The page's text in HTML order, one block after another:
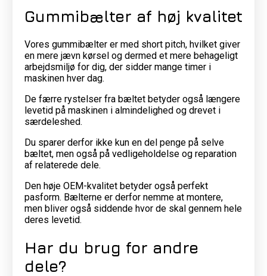
Gummibælter af høj kvalitet
Vores gummibælter er med short pitch, hvilket giver
en mere jævn kørsel og dermed et mere behageligt
arbejdsmiljø for dig, der sidder mange timer i
maskinen hver dag.
De færre rystelser fra bæltet betyder også længere
levetid på maskinen i almindelighed og drevet i
særdeleshed.
Du sparer derfor ikke kun en del penge på selve
bæltet, men også på vedligeholdelse og reparation
af relaterede dele.
Den høje OEM-kvalitet betyder også perfekt
pasform. Bælterne er derfor nemme at montere,
men bliver også siddende hvor de skal gennem hele
deres levetid.
Har du brug for andre
dele?